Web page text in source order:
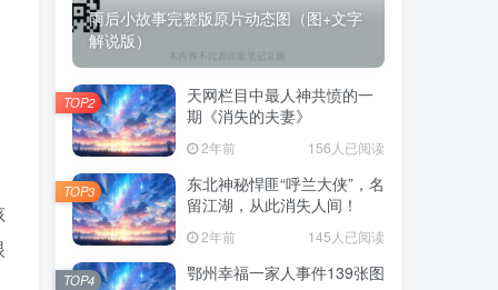
雨后小故事完整版原片动态图（图+文字
解说版）
天网栏目中最人神共愤的一
期《消失的夫妻》
2年前 156人已阅读
TOP2
东北神秘悍匪“呼兰大侠”，名
留江湖，从此消失人间！
2年前 145人已阅读
TOP3
鄂州幸福一家人事件139张图
TOP4